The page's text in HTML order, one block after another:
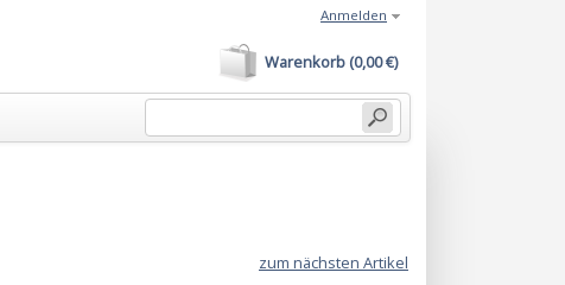
Warenkorb (0,00 €)
Anmelden
zum nächsten Artikel